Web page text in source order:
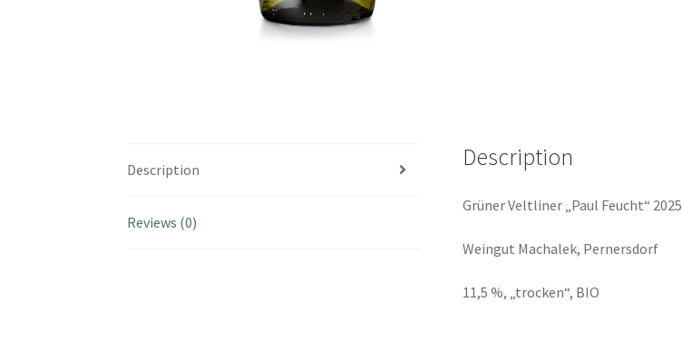
Description
Reviews (0)
Description
Grüner Veltliner „Paul Feucht“ 2025
Weingut Machalek, Pernersdorf
11,5 %, „trocken“, BIO